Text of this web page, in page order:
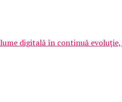
digitală în continuă